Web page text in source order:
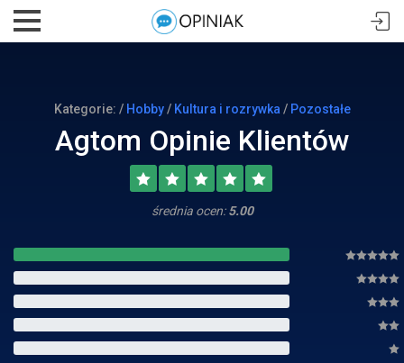
Kategorie: / Hobby/ Kultura i rozrywka / Pozostałe
Agtom Opinie Klientów
średnia ocen:5.00